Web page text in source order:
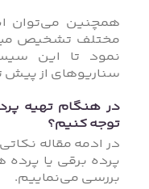
همچنین می‌توان
مختلف تشخیص
نمود تا این
سناریوهای از پیش
در هنگام تهیه
توجه کنیم؟
در ادمه مقاله
پرده برقی یا
بررسی می‌نماییم.